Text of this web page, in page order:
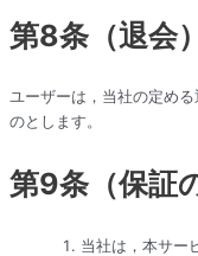
第8条（退会）
ユーザーは，当社の定め
のとします。
第9条（保証
当社は，本サー